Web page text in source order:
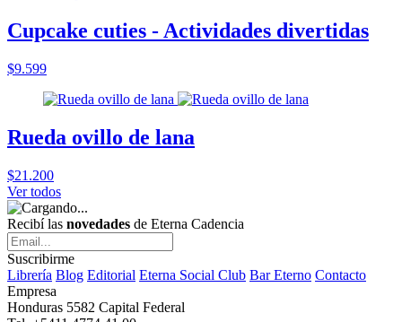
Cupcake cuties - Actividades divertidas
$9.599
Rueda ovillo de lana
$21.200
Ver todos
Recibí las novedades de Eterna Cadencia
Suscribirme
Librería Blog Editorial Eterna Social Club Bar Eterno Contacto
Empresa
Honduras 5582 Capital Federal